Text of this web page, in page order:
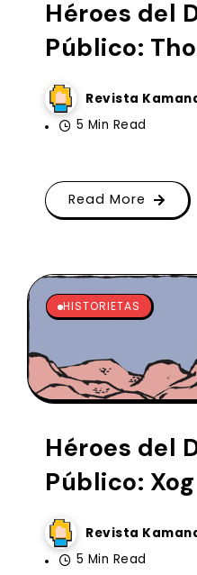
Héroes del
Público:
Revista
5 Min Read
Read More
HISTORIETAS
Héroes del
Público: Xog
Revista
5 Min Read